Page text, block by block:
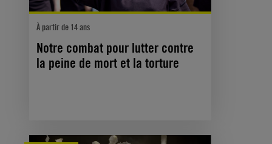
À partir de 14 ans
Notre combat pour lutter contre
la peine de mort et la torture